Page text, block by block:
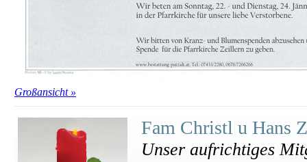
Großansicht »
Fam Christl u Hans
Unser aufrichtiges